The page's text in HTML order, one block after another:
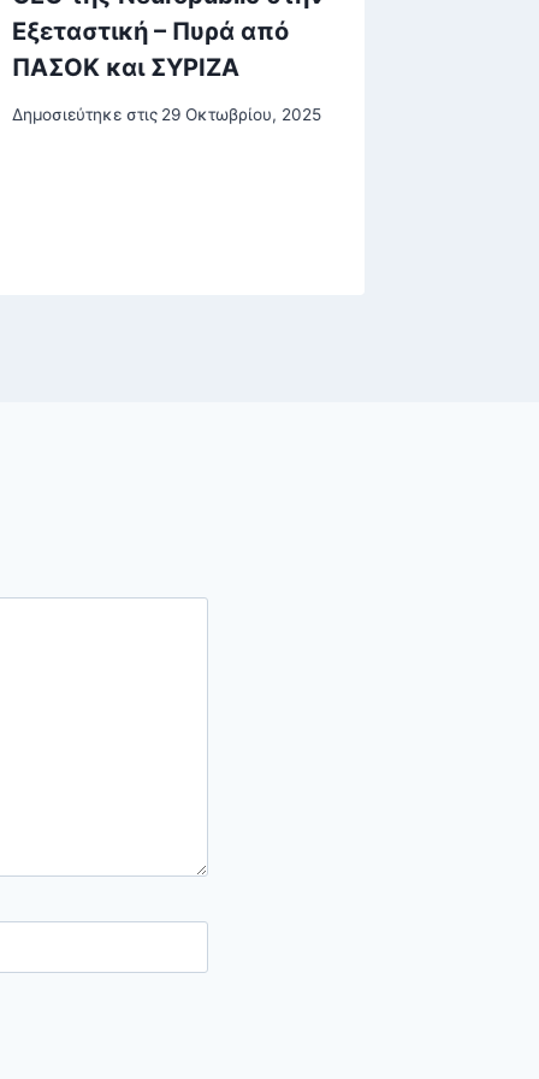
Εξεταστική – Πυρά από
ΠΑΣΟΚ και ΣΥΡΙΖΑ
Δημοσιεύτηκε στις 29 Οκτωβρίου, 2025